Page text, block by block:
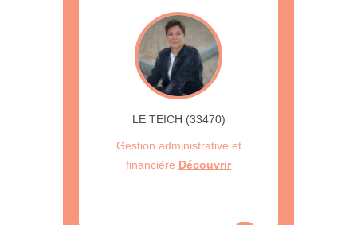
LE TEICH (33470)
Gestion administrative et
financière Découvrir